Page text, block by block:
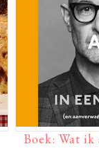
Boek: Wat